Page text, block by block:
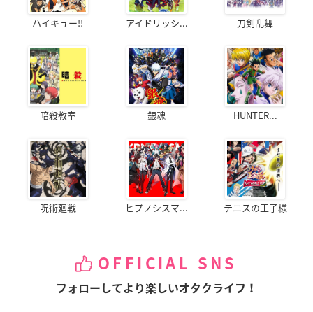
ハイキュー!! アイドリッシ... 刀剣乱舞
暗殺教室 銀魂 HUNTER...
呪術廻戦 ヒプノシスマ... テニスの王子様
OFFICIAL SNS
フォローしてより楽しいオタクライフ！